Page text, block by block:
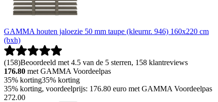
GAMMA houten jaloezie 50 mm taupe (kleurnr. 946) 160x220 cm
(bxh)
(158)Beoordeeld met 4.5 van de 5 sterren, 158 klantreviews
176.80 met GAMMA Voordeelpas
35% korting35% korting
35% korting, voordeelprijs: 176.80 euro met GAMMA Voordeelpas
272.00